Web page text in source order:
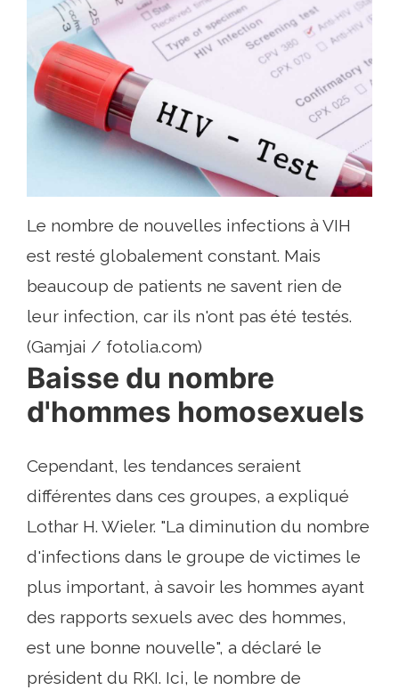
Le nombre de nouvelles infections à VIH
est resté globalement constant. Mais
beaucoup de patients ne savent rien de
leur infection, car ils n'ont pas été testés.
(Gamjai / fotolia.com)
Baisse du nombre
d'hommes homosexuels
Cependant, les tendances seraient
différentes dans ces groupes, a expliqué
Lothar H. Wieler. "La diminution du nombre
d'infections dans le groupe de victimes le
plus important, à savoir les hommes ayant
des rapports sexuels avec des hommes,
est une bonne nouvelle", a déclaré le
président du RKI. Ici, le nombre de